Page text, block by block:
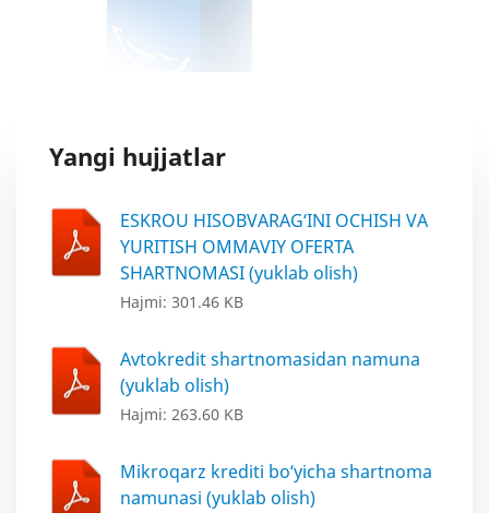
Yangi hujjatlar
ESKROU HISOBVARAG‘INI OCHISH VA
YURITISH OMMAVIY OFERTA
SHARTNOMASI (yuklab olish)
Hajmi: 301.46 KB
Avtokredit shartnomasidan namuna
(yuklab olish)
Hajmi: 263.60 KB
Mikroqarz krediti bo‘yicha shartnoma
namunasi (yuklab olish)